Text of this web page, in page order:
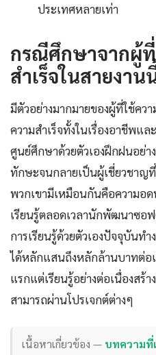
ประเทศหลายเท่า
กรณีศึกษาจากผู้
สำเร็จในสายงาน
มีตัวอย่างมากมายของผู้ที่ใช้ควา
ความสำเร็จทั้งในเรื่องอาชีพแ
ศูนย์ศึกษาด้วยตัวเองฝึกฝนอย่
ทักษะจนกลายเป็นผู้เชี่ยวชาญ
พวกเขามีเหมือนกันคือความอ
เรียนรู้ตลอดเวลานักพัฒนาซอ
การเรียนรู้ด้วยตัวเองปัจจุบันท
ได้หลักแสนถึงหลักล้านบาทต่อ
แรกแต่เรียนรู้อย่างต่อเนื่องสร้
สามารถผ่านโปรเจกต์ต่างๆ
เนื้อหาเกี่ยวข้อง — บทความที่